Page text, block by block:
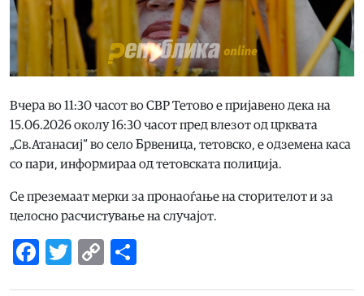
Вчера во 11:30 часот во СВР Тетово е пријавено дека на
15.06.2026 околу 16:30 часот пред влезот од црквата
„Св.Атанасиј“ во село Брвеница, тетовско, е одземена каса
со пари, информираа од тетовската полиција.
Се преземаат мерки за пронаоѓање на сторителот и за
целосно расчистување на случајот.
Facebook
Twitter
Copy